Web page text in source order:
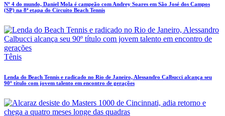
Nº 4 do mundo, Daniel Mola é campeão com Andrey Soares em São José dos Campos
(SP) na 8ª etapa do Circuito Beach Tennis
Tênis
Lenda do Beach Tennis e radicado no Rio de Janeiro, Alessandro Calbucci alcança seu
90º título com jovem talento em encontro de gerações